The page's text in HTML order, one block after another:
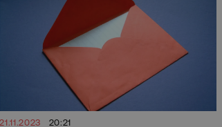
21.11.2023 20:21